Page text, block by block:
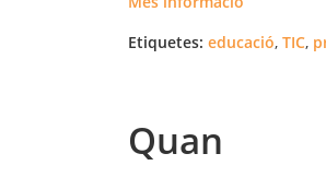
Etiquetes: educació, TIC,
Quan